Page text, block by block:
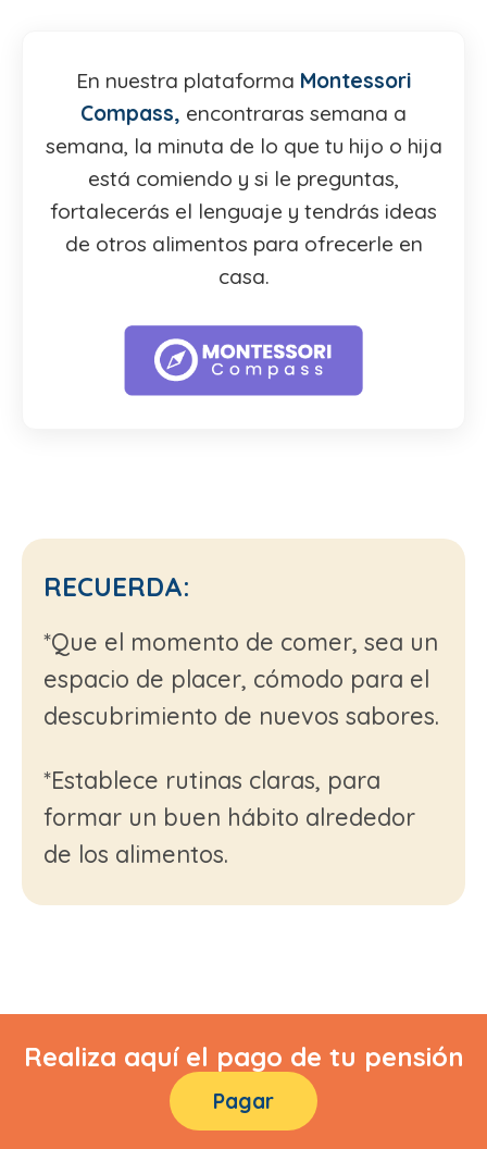
En nuestra plataforma Montessori
Compass, encontraras semana a
semana, la minuta de lo que tu hijo o hija
está comiendo y si le preguntas,
fortalecerás el lenguaje y tendrás ideas
de otros alimentos para ofrecerle en
casa.
RECUERDA:
*Que el momento de comer, sea un
espacio de placer, cómodo para el
descubrimiento de nuevos sabores.
*Establece rutinas claras, para
formar un buen hábito alrededor
de los alimentos.
Realiza aquí el pago de tu pensión
Pagar